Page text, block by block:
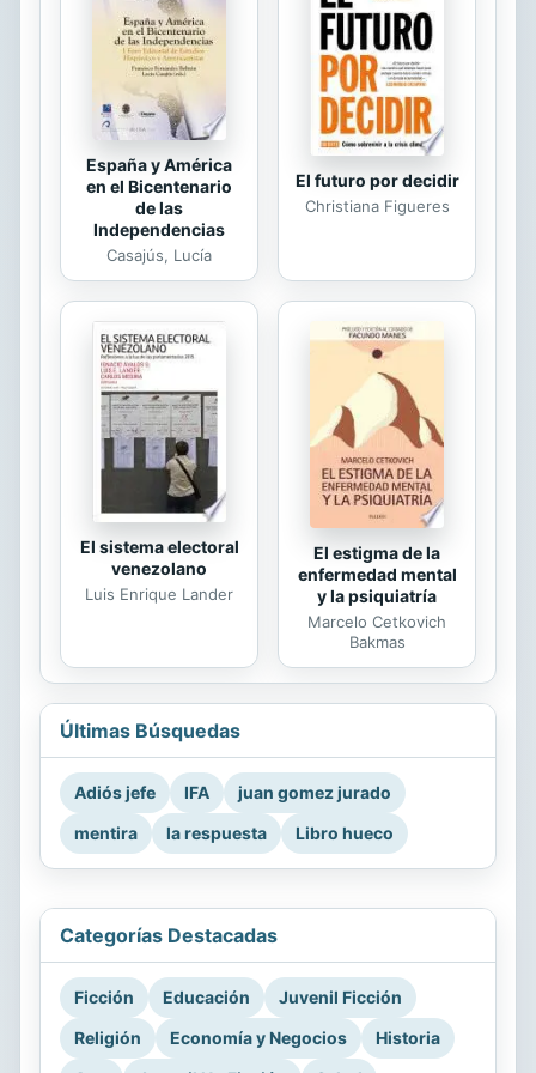
Educación Nacional de Colombia
(MEN), cuya valoración de los
resultados de los estudiantes de 5°
grado evidencia que éstos resuelven
problemas...
España y América
en el Bicentenario
de las
Independencias
Casajús, Lucía
El futuro por decidir
Christiana Figueres
El sistema electoral
venezolano
Luis Enrique Lander
El estigma de la
enfermedad mental
y la psiquiatría
Marcelo Cetkovich
Bakmas
Últimas Búsquedas
Adiós jefe IFA
juan gomez jurado
mentira
la respuesta Libro hueco
Categorías Destacadas
Ficción Educación
Juvenil Ficción
Religión
Economía y Negocios
Historia